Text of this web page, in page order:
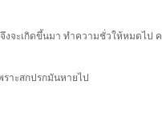
จะเกิดขึ้นมา ทำความชั่วให้หมดไป
ราะสกปรกมันหายไป